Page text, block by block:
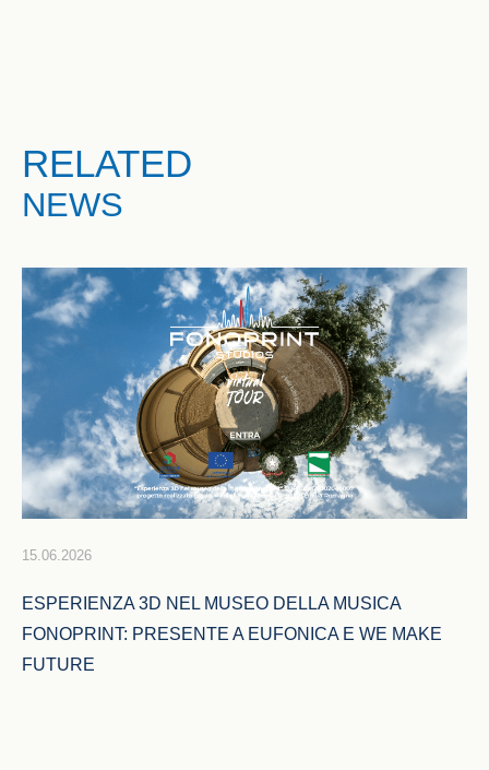
RELATED
NEWS
15.06.2026
ESPERIENZA 3D NEL MUSEO DELLA MUSICA
FONOPRINT: PRESENTE A EUFONICA E WE MAKE
FUTURE